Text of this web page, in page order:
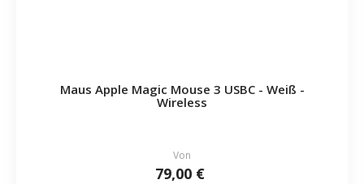
Maus Apple Magic Mouse 3 USBC - Weiß -
Wireless
Von
79,00 €